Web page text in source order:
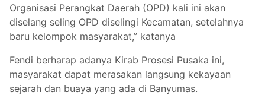
Organisasi Perangkat Daerah (OPD) kali ini akan
diselang seling OPD diselingi Kecamatan, setelahnya
baru kelompok masyarakat,” katanya
Fendi berharap adanya Kirab Prosesi Pusaka ini,
masyarakat dapat merasakan langsung kekayaan
sejarah dan buaya yang ada di Banyumas.